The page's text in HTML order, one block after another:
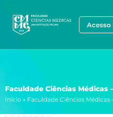
para
Acesso
Faculdade Ciências Médicas
Início » Faculdade Ciências Médicas